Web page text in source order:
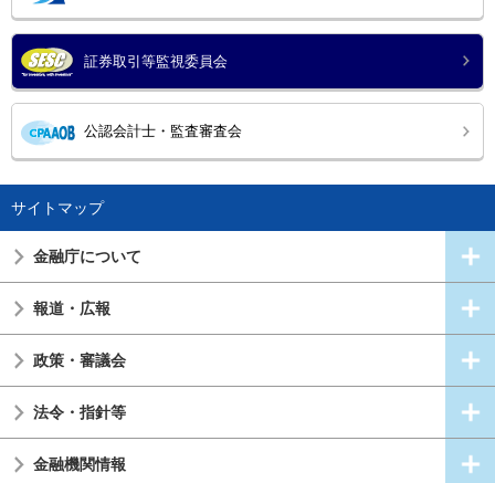
証券取引等監視委員会
公認会計士・監査審査会
サイトマップ
金融庁について
報道・広報
政策・審議会
法令・指針等
金融機関情報